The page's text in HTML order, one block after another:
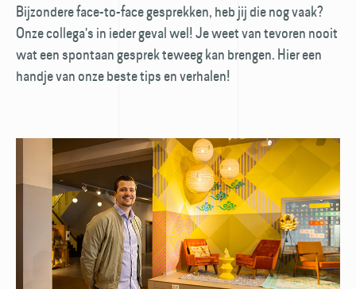
Bijzondere face-to-face gesprekken, heb jij die nog vaak?
Onze collega's in ieder geval wel! Je weet van tevoren nooit
wat een spontaan gesprek teweeg kan brengen. Hier een
handje van onze beste tips en verhalen!